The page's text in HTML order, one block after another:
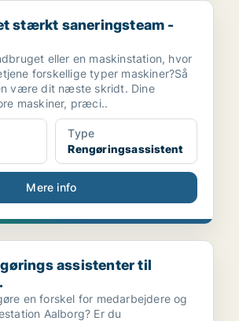
saneringsteam - Sanitør s...
stærkt saneringsteam -
eller en maskinstation, hvor
forskellige typer maskiner?Så
være dit næste skridt. Dine
maskiner, præci..
Type
Rengøringsassistent
Mere info
assistenter til Flyvestation...
assistenter til
en forskel for medarbejdere og
Aalborg? Er du